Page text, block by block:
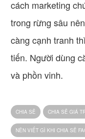
cách marketing
trong rừng sâu
càng cạnh tranh
tiến. Người dùng
và phồn vinh.
CHIA SẺ CHIA SẺ GIÁ
NÊN VIẾT GÌ KHI CHIA SẺ